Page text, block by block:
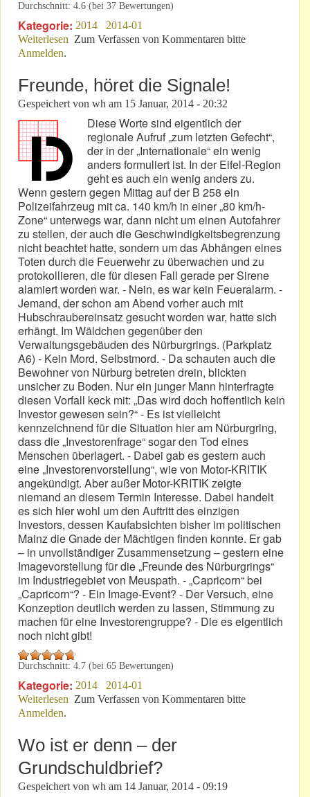
Durchschnitt: 4.6 (bei 37 Bewertungen)
Kategorie: 2014
2014-01
Weiterlesen über Teil 2: Drama um einen Grundschuldbrief?
Zum Verfassen von Kommentaren bitte
Anmelden.
Freunde, höret die Signale!
Gespeichert von wh am 15 Januar, 2014 - 20:32
Diese Worte sind eigentlich der
regionale Aufruf „zum letzten Gefecht“,
der in der „Internationale“ ein wenig
anders formuliert ist. In der Eifel-Region
geht es auch ein wenig anders zu.
Wenn gestern gegen Mittag auf der B 258 ein
Polizeifahrzeug mit ca. 140 km/h in einer „80 km/h-
Zone“ unterwegs war, dann nicht um einen Autofahrer
zu stellen, der auch die Geschwindigkeitsbegrenzung
nicht beachtet hatte, sondern um das Abhängen eines
Toten durch die Feuerwehr zu überwachen und zu
protokollieren, die für diesen Fall gerade per Sirene
alamiert worden war. - Nein, es war kein Feueralarm. -
Jemand, der schon am Abend vorher auch mit
Hubschraubereinsatz gesucht worden war, hatte sich
erhängt. Im Wäldchen gegenüber den
Verwaltungsgebäuden des Nürburgrings. (Parkplatz
A6) - Kein Mord. Selbstmord. - Da schauten auch die
Bewohner von Nürburg betreten drein, blickten
unsicher zu Boden. Nur ein junger Mann hinterfragte
diesen Vorfall keck mit: „Das wird doch hoffentlich kein
Investor gewesen sein?“ - Es ist vielleicht
kennzeichnend für die Situation hier am Nürburgring,
dass die „Investorenfrage“ sogar den Tod eines
Menschen überlagert. - Dabei gab es gestern auch
eine „Investorenvorstellung“, wie von Motor-KRITIK
angekündigt. Aber außer Motor-KRITIK zeigte
niemand an diesem Termin Interesse. Dabei handelt
es sich hier wohl um den Auftritt des einzigen
Investors, dessen Kaufabsichten bisher im politischen
Mainz die Gnade der Mächtigen finden konnte. Er gab
– in unvollständiger Zusammensetzung – gestern eine
Imagevorstellung für die „Freunde des Nürburgrings“
im Industriegebiet von Meuspath. - „Capricorn“ bei
„Capricorn“? - Ein Image-Event? - Der Versuch, eine
Konzeption deutlich werden zu lassen, Stimmung zu
machen für eine Investorengruppe? - Die es eigentlich
noch nicht gibt!
Durchschnitt: 4.7 (bei 65 Bewertungen)
Kategorie: 2014
2014-01
Weiterlesen über Freunde, höret die Signale!
Zum Verfassen von Kommentaren bitte
Anmelden.
Wo ist er denn – der
Grundschuldbrief?
Gespeichert von wh am 14 Januar, 2014 - 09:19